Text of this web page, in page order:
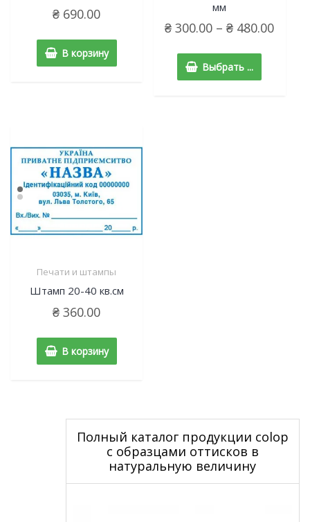
₴ 690.00
В корзину
мм
₴ 300.00 –₴ 480.00
Выбрать ...
Печати и штампы
Штамп 20-40 кв.см
₴ 360.00
В корзину
Полный каталог продукции colop
с образцами оттисков в
натуральную величину